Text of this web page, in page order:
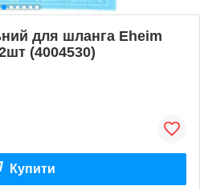
для шланга Eheim
(4004530)
Купити